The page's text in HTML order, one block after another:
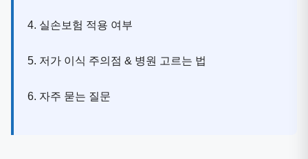
4. 실손보험 적용 여부
5. 저가 이식 주의점 & 병원 고르는 법
6. 자주 묻는 질문